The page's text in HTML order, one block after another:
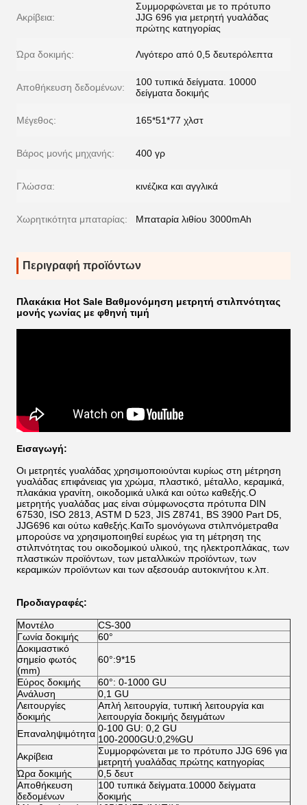
Ακρίβεια:
Συμμορφώνεται με το πρότυπο
JJG 696 για μετρητή γυαλάδας
πρώτης κατηγορίας
Ώρα δοκιμής: Λιγότερο από 0,5 δευτερόλεπτα
Αποθήκευση δεδομένων:
100 τυπικά δείγματα. 10000
δείγματα δοκιμής
Μέγεθος: 165*51*77 χλστ
Βάρος μονής μηχανής: 400 γρ
Γλώσσα: κινέζικα και αγγλικά
Χωρητικότητα μπαταρίας: Μπαταρία λιθίου 3000mAh
Περιγραφή προϊόντων
Πλακάκια Hot Sale Βαθμονόμηση μετρητή στιλπνότητας
μονής γωνίας με φθηνή τιμή
Εισαγωγή:
Οι μετρητές γυαλάδας χρησιμοποιούνται κυρίως στη μέτρηση
γυαλάδας επιφάνειας για χρώμα, πλαστικό, μέταλλο, κεραμικά,
πλακάκια γρανίτη, οικοδομικά υλικά και ούτω καθεξής.Ο
μετρητής γυαλάδας μας είναι σύμφωνοςστα πρότυπα DIN
67530, ISO 2813, ASTM D 523, JIS Z8741, BS 3900 Part D5,
JJG696 και ούτω καθεξής.ΚαιΤο sμονόγωνα στιλπνόμετραθα
μπορούσε να χρησιμοποιηθεί ευρέως για τη μέτρηση της
στιλπνότητας του οικοδομικού υλικού, της ηλεκτροπλάκας, των
πλαστικών προϊόντων, των μεταλλικών προϊόντων, των
κεραμικών προϊόντων και των αξεσουάρ αυτοκινήτου κ.λπ.
Προδιαγραφές:
Μοντέλο
CS-300
Γωνία δοκιμής
60°
Δοκιμαστικό
σημείο φωτός
(mm)
60°:9*15
Εύρος δοκιμής
60°: 0-1000 GU
Ανάλυση
0,1 GU
Λειτουργίες
δοκιμής
Απλή λειτουργία, τυπική λειτουργία και
λειτουργία δοκιμής δειγμάτων
Επαναληψιμότητα 0-100 GU: 0,2 GU
100-2000GU:0,2%GU
Ακρίβεια
Συμμορφώνεται με το πρότυπο JJG 696 για
μετρητή γυαλάδας πρώτης κατηγορίας
Ώρα δοκιμής
0,5 δευτ
Αποθήκευση
δεδομένων
100 τυπικά δείγματα.10000 δείγματα
δοκιμής